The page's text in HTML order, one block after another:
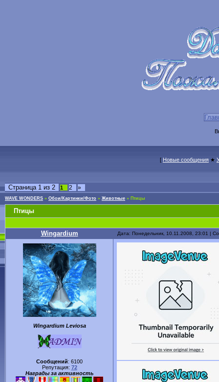
[ Новые сообщения ★
Страница 1 из 2 1 2 »
WAVE WONDERS » Обои/Картинки/Фото » Животные » Птицы
Птицы
Wingardium Дата: Понедельник, 10.11.2008, 23:01 |
Wingardium Leviosa
Сообщений: 6100
Репутация: 72
Награды за активность